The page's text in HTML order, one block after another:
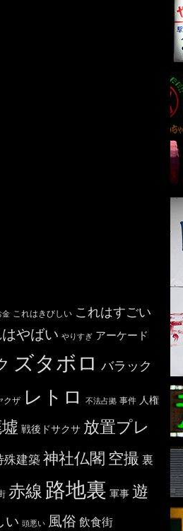
金 これはきびしい これはすごい
やばい やりすぎ アーケード
ズタボロ バラック
クザ レトロ 不法占拠 事件 人権
戦後ドサクサ 放置プレ
殊建築 神社仏閣 空撮 裏
赤線 路地裏 軍事 遊
い 頭悪い 風俗 飲食街